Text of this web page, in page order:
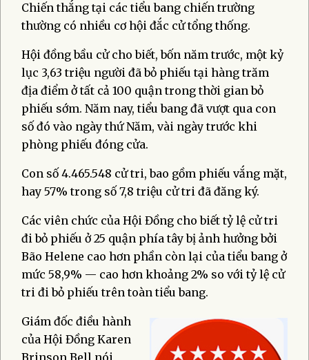
Chiến thắng tại các tiểu bang chiến trường
thường có nhiều cơ hội đắc cử tổng thống.
Hội đồng bầu cử cho biết, bốn năm trước, một kỷ
lục 3,63 triệu người đã bỏ phiếu tại hàng trăm
địa điểm ở tất cả 100 quận trong thời gian bỏ
phiếu sớm. Năm nay, tiểu bang đã vượt qua con
số đó vào ngày thứ Năm, vài ngày trước khi
phòng phiếu đóng cửa.
Con số 4.465.548 cử tri, bao gồm phiếu vắng mặt,
hay 57% trong số 7,8 triệu cử tri đã đăng ký.
Các viên chức của Hội Đồng cho biết tỷ lệ cử tri
đi bỏ phiếu ở 25 quận phía tây bị ảnh hưởng bởi
Bão Helene cao hơn phần còn lại của tiểu bang ở
mức 58,9% — cao hơn khoảng 2% so với tỷ lệ cử
tri đi bỏ phiếu trên toàn tiểu bang.
Giám đốc điều hành
của Hội Đồng Karen